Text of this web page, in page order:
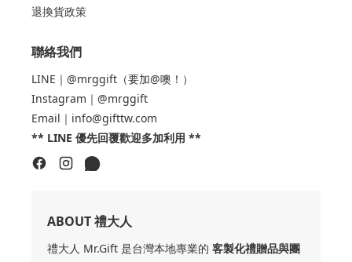
退換貨政策
聯絡我們
LINE｜@mrggift（要加@噢！）
Instagram｜@mrggift
Email｜info@gifttw.com
** LINE 優先回覆歡迎多加利用 **
ABOUT 禮大人
禮大人 Mr.Gift 是台灣本地專業的 客製化禮贈品與團